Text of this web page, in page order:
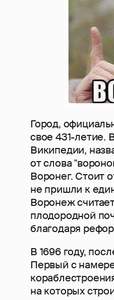
Город,
свое 431-летие.
Википедии,
от слова
Воронег. Стоит
не пришли к
Воронеж
плодородной
благодаря
В 1696 году,
Первый с
на которых